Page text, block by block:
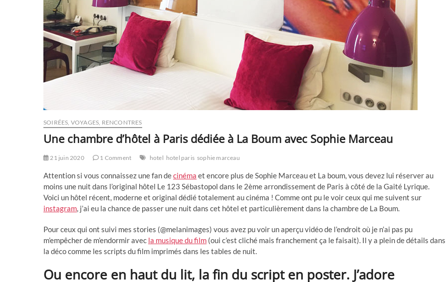
SOIRÉES, VOYAGES, RENCONTRES
Une chambre d’hôtel à Paris dédiée à La Boum avec Sophie Marceau
21 juin 2020 1 Comment hotel hotel paris sophie marceau
Attention si vous connaissez une fan decinéma et encore plus de Sophie Marceau et La boum, vous devez lui réserver au
moins une nuit dans l’original hôtel Le 123 Sébastopol dans le 2ème arrondissement de Paris à côté de la Gaité Lyrique.
Voici un hôtel récent, moderne et original dédié totalement au cinéma ! Comme ont pu le voir ceux qui me suivent sur
instagram, j’ai eu la chance de passer une nuit dans cet hôtel et particulièrement dans la chambre de La Boum.
Pour ceux qui ont suivi mes stories (@melanimages) vous avez pu voir un aperçu vidéo de l’endroit où je n’ai pas pu
m’empêcher de m’endormir avec la musique du film (oui c’est cliché mais franchement ça le faisait). Il y a plein de détails dans
la déco comme les scripts du film imprimés dans les tables de nuit.
Ou encore en haut du lit, la fin du script en poster. J’adore